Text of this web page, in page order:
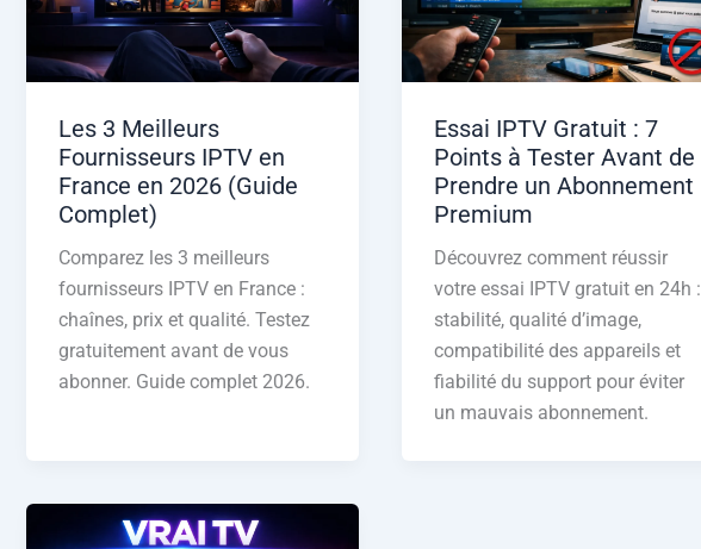
Les 3 Meilleurs
Fournisseurs IPTV en
France en 2026 (Guide
Complet)
Comparez les 3 meilleurs
fournisseurs IPTV en France :
chaînes, prix et qualité. Testez
gratuitement avant de vous
abonner. Guide complet 2026.
Essai IPTV Gratuit : 7
Points à Tester Avant de
Prendre un Abonnement
Premium
Découvrez comment réussir
votre essai IPTV gratuit en 24h :
stabilité, qualité d’image,
compatibilité des appareils et
fiabilité du support pour éviter
un mauvais abonnement.